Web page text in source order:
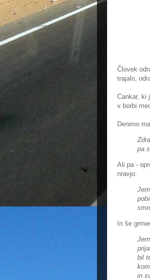
Človek
trajalo,
Cankar, ki
v borbi
Denimo
pa
Ali pa -
nravjo:
In še
bil
in